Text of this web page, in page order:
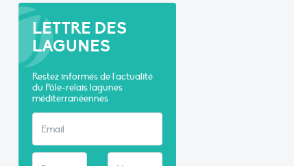
LETTRE DES
LAGUNES
Restez informés de l'actualité
du Pôle-relais lagunes
méditerranéennes